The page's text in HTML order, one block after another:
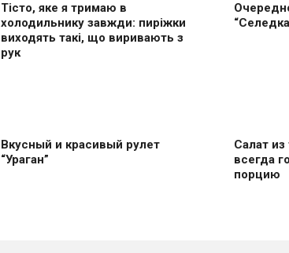
Тісто, яке я тримаю в
холодильнику завжди: пиріжки
виходять такі, що виривають з
рук
Вкусный и красивый рулет
“Ураган”
Салат
всегда
порцию